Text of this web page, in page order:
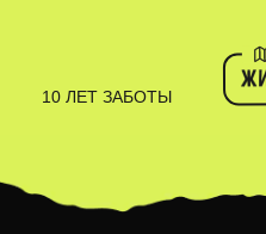
10 ЛЕТ ЗАБОТЫ